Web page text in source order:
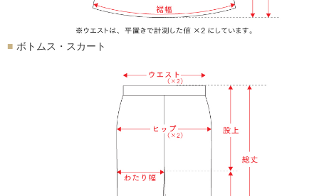
ボトムス・スカート